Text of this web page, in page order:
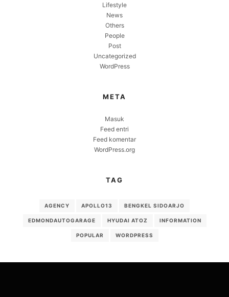
Lifestyle
News
Others
People
Post
Uncategorized
WordPress
META
Masuk
Feed entri
Feed komentar
WordPress.org
TAG
AGENCY APOLLO13 BENGKEL SIDOARJO
EDMONDAUTOGARAGE HYUDAI ATOZ INFORMATION
POPULAR WORDPRESS